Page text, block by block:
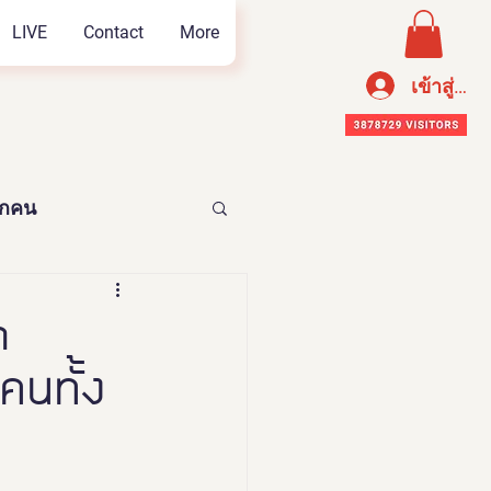
LIVE Contact More
เข้าสู่ระ
คน
อาหารเพือสุขภาพ
นทั้ง